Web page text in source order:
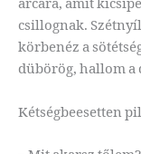
csillognak.
körbenéz a
dübörög, hallom a
Kétségbeesetten